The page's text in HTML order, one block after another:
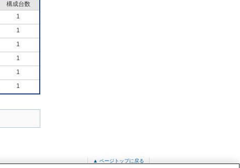
構成台数
1
1
1
1
1
1
▲ ページトップに戻る